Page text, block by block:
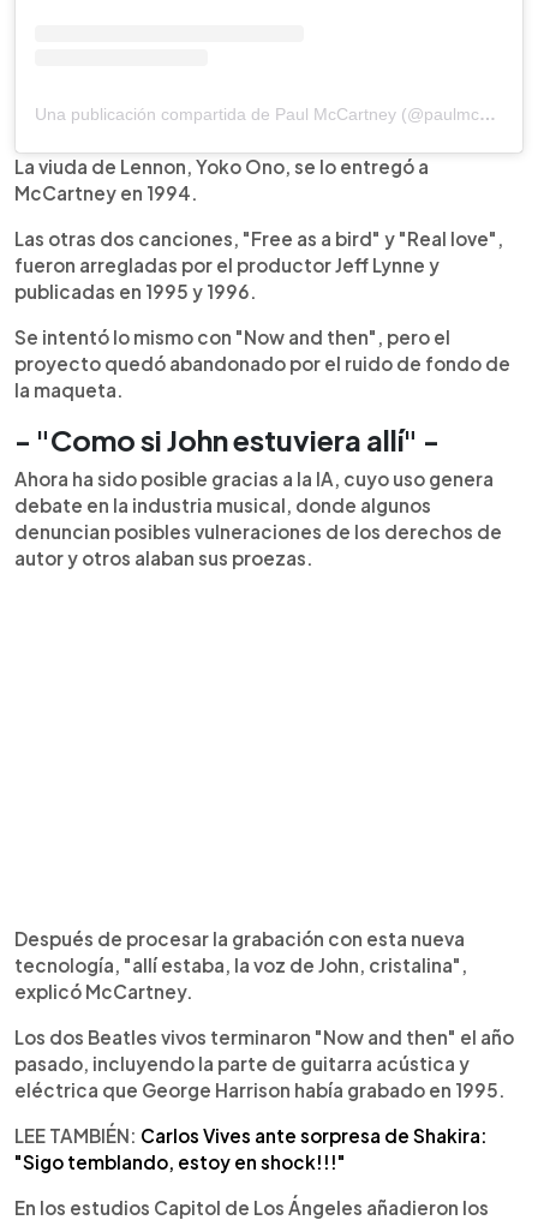
Una publicación compartida de Paul McCartney (@paulmccartney)
La viuda de Lennon, Yoko Ono, se lo entregó a
McCartney en 1994.
Las otras dos canciones, "Free as a bird" y "Real love",
fueron arregladas por el productor Jeff Lynne y
publicadas en 1995 y 1996.
Se intentó lo mismo con "Now and then", pero el
proyecto quedó abandonado por el ruido de fondo de
la maqueta.
- "Como si John estuviera allí" -
Ahora ha sido posible gracias a la IA, cuyo uso genera
debate en la industria musical, donde algunos
denuncian posibles vulneraciones de los derechos de
autor y otros alaban sus proezas.
Después de procesar la grabación con esta nueva
tecnología, "allí estaba, la voz de John, cristalina",
explicó McCartney.
Los dos Beatles vivos terminaron "Now and then" el año
pasado, incluyendo la parte de guitarra acústica y
eléctrica que George Harrison había grabado en 1995.
LEE TAMBIÉN: Carlos Vives ante sorpresa de Shakira:
"Sigo temblando, estoy en shock!!!"
En los estudios Capitol de Los Ángeles añadieron los